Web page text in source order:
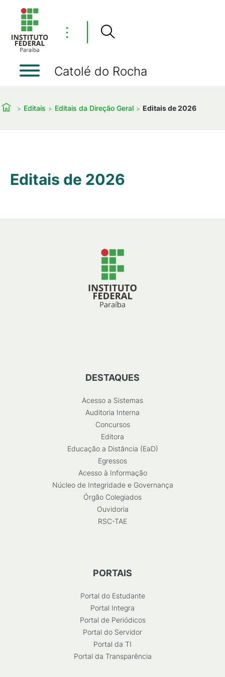
⋮
Catolé do Rocha
Editais Editais da Direção Geral Editais de 2026
Editais de 2026
DESTAQUES
Acesso a Sistemas
Auditoria Interna
Concursos
Editora
Educação a Distância (EaD)
Egressos
Acesso à Informação
Núcleo de Integridade e Governança
Órgão Colegiados
Ouvidoria
RSC-TAE
PORTAIS
Portal do Estudante
Portal Integra
Portal de Periódicos
Portal do Servidor
Portal da TI
Portal da Transparência